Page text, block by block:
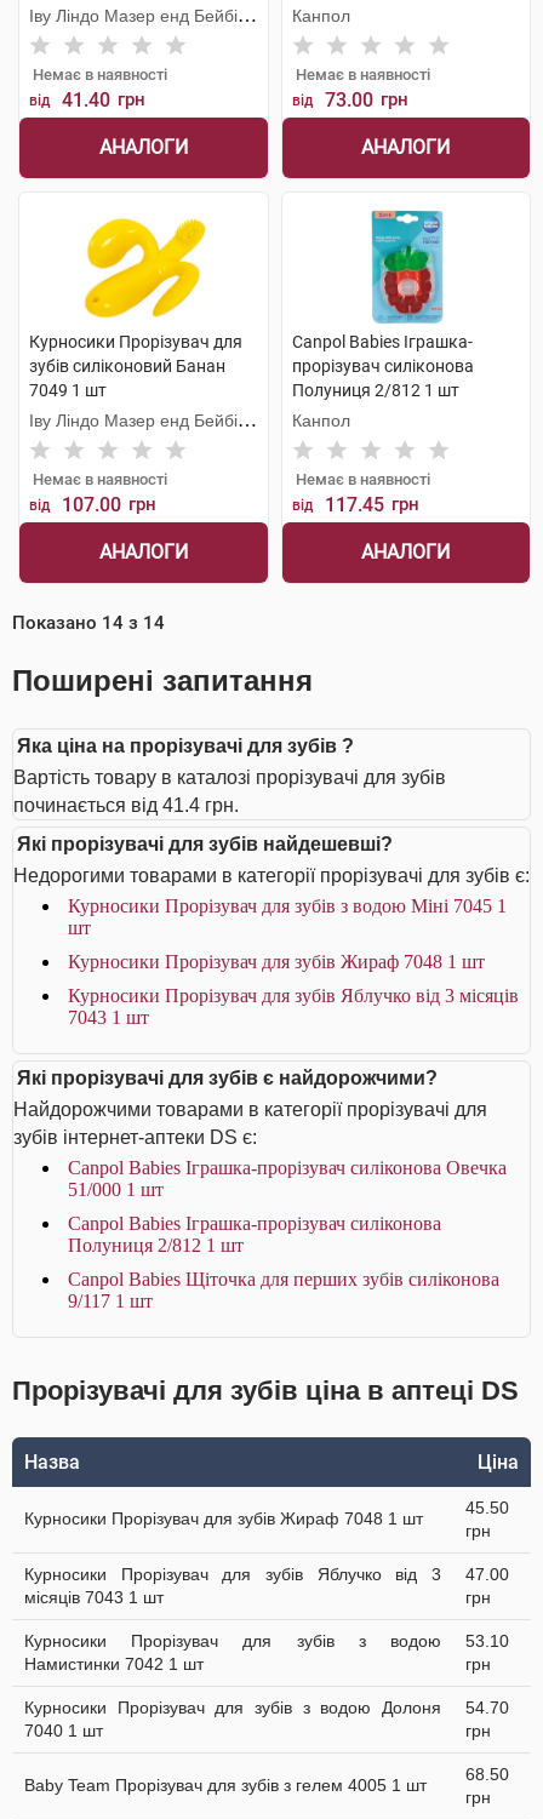
Іву Ліндо Мазер енд Бейбі
Продактс
Немає в наявності
від 41.40 грн
АНАЛОГИ
Канпол
Немає в наявності
від 73.00 грн
АНАЛОГИ
Курносики Прорізувач для
зубів силіконовий Банан
7049 1 шт
Іву Ліндо Мазер енд Бейбі
Продактс
Немає в наявності
від 107.00 грн
АНАЛОГИ
Canpol Babies Іграшка-
прорізувач cиліконова
Полуниця 2/812 1 шт
Канпол
Немає в наявності
від 117.45 грн
АНАЛОГИ
Показано 14 з 14
Поширені запитання
Яка ціна на прорізувачі для зубів ?
Вартість товару в каталозі прорізувачі для зубів
починається від 41.4 грн.
Які прорізувачі для зубів найдешевші?
Недорогими товарами в категорії прорізувачі для зубів є:
Курносики Прорізувач для зубів з водою Міні 7045 1
шт
Курносики Прорізувач для зубів Жираф 7048 1 шт
Курносики Прорізувач для зубів Яблучко від 3 місяців
7043 1 шт
Які прорізувачі для зубів є найдорожчими?
Найдорожчими товарами в категорії прорізувачі для
зубів інтернет-аптеки DS є:
Canpol Babies Іграшка-прорізувач cиліконова Овечка
51/000 1 шт
Canpol Babies Іграшка-прорізувач cиліконова
Полуниця 2/812 1 шт
Canpol Babies Щіточка для перших зубів силіконова
9/117 1 шт
Прорізувачі для зубів ціна в аптеці DS
Назва Ціна
Курносики Прорізувач для зубів Жираф 7048 1 шт
45.50
грн
Курносики Прорізувач для зубів Яблучко від 3
місяців 7043 1 шт
47.00
грн
Курносики Прорізувач для зубів з водою
Намистинки 7042 1 шт
53.10
грн
Курносики Прорізувач для зубів з водою Долоня
7040 1 шт
54.70
грн
Baby Team Прорізувач для зубів з гелем 4005 1 шт
68.50
грн